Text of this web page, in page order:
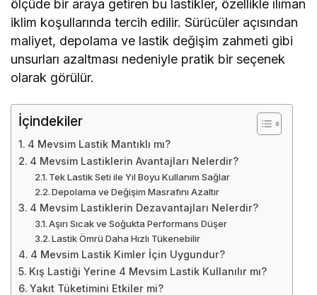
ölçüde bir araya getiren bu lastikler, özellikle ılıman
iklim koşullarında tercih edilir. Sürücüler açısından
maliyet, depolama ve lastik değişim zahmeti gibi
unsurları azaltması nedeniyle pratik bir seçenek
olarak görülür.
İçindekiler
4 Mevsim Lastik Mantıklı mı?
4 Mevsim Lastiklerin Avantajları Nelerdir?
Tek Lastik Seti ile Yıl Boyu Kullanım Sağlar
Depolama ve Değişim Masrafını Azaltır
4 Mevsim Lastiklerin Dezavantajları Nelerdir?
Aşırı Sıcak ve Soğukta Performans Düşer
Lastik Ömrü Daha Hızlı Tükenebilir
4 Mevsim Lastik Kimler İçin Uygundur?
Kış Lastiği Yerine 4 Mevsim Lastik Kullanılır mı?
Yakıt Tüketimini Etkiler mi?